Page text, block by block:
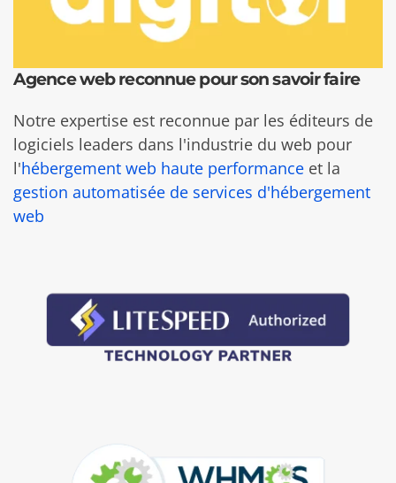
Agence web reconnue pour son savoir faire
Notre expertise est reconnue par les éditeurs de
logiciels leaders dans l'industrie du web pour
l'hébergement web haute performance et la
gestion automatisée de services d'hébergement
web